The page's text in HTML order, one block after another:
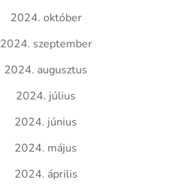
2024. október
2024. szeptember
2024. augusztus
2024. július
2024. június
2024. május
2024. április